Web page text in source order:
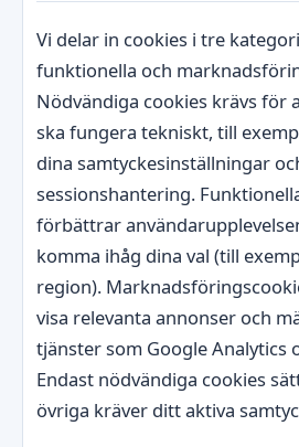
Vi delar in cookies i tre
funktionella och
Nödvändiga cookies krävs för
ska fungera tekniskt, till
dina samtyckesinställningar
sessionshantering.
förbättrar
komma ihåg dina val (till
region).
visa relevanta annonser och
tjänster som Google Analytics
Endast nödvändiga cookies
övriga kräver ditt aktiva